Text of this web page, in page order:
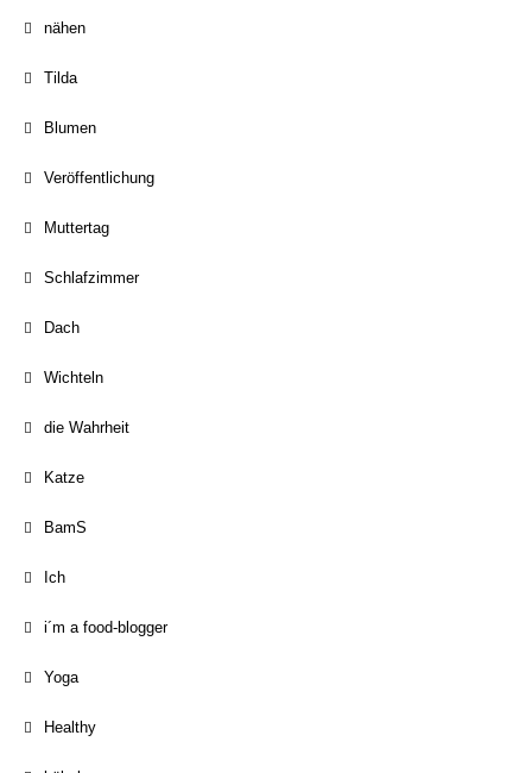
nähen
Tilda
Blumen
Veröffentlichung
Muttertag
Schlafzimmer
Dach
Wichteln
die Wahrheit
Katze
BamS
Ich
i´m a food-blogger
Yoga
Healthy